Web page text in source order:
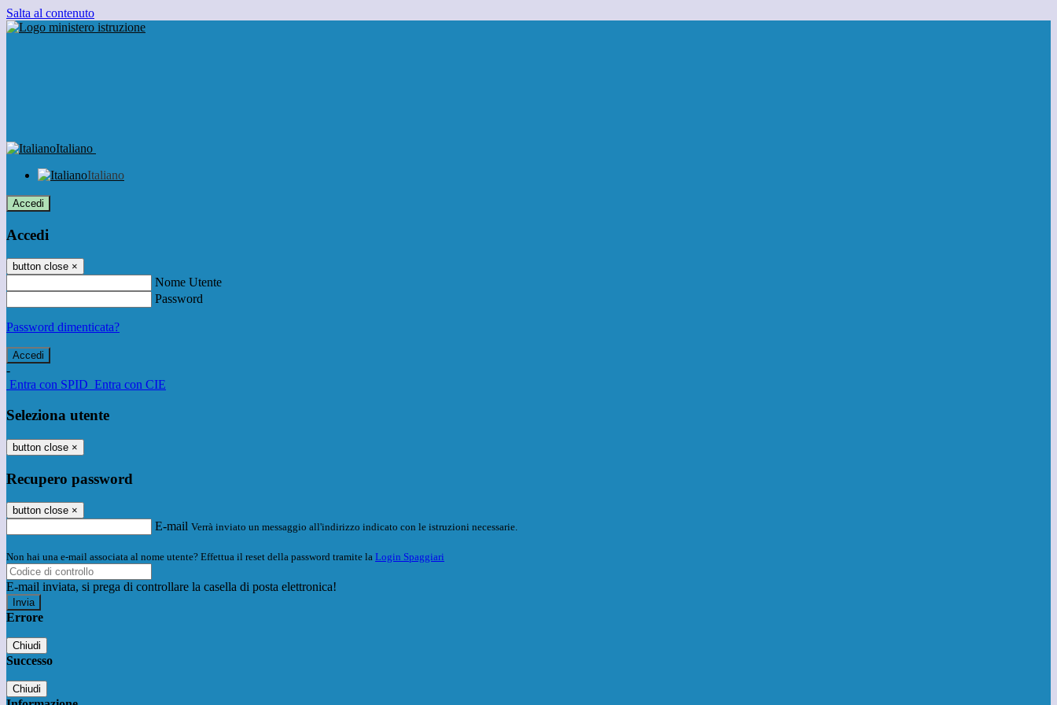
Salta al contenuto
Italiano
Italiano
Accedi
Accedi
button close ×
Nome Utente
Password
Password dimenticata?
-
Entra con SPID Entra con CIE
Seleziona utente
button close ×
Recupero password
button close ×
E-mail Verrà inviato un messaggio all'indirizzo indicato con le istruzioni necessarie.
Non hai una e-mail associata al nome utente? Effettua il reset della password tramite la Login Spaggiari
E-mail inviata, si prega di controllare la casella di posta elettronica!
Errore
Chiudi
Successo
Chiudi